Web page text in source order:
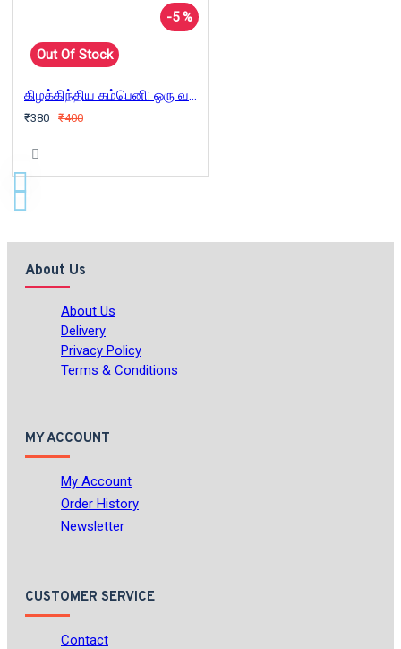
-5 %
Out Of Stock
கிழக்கிந்திய கம்பெனி: ஒரு வரலாறு
₹380 ₹400
About Us
About Us
Delivery
Privacy Policy
Terms & Conditions
MY ACCOUNT
My Account
Order History
Newsletter
CUSTOMER SERVICE
Contact